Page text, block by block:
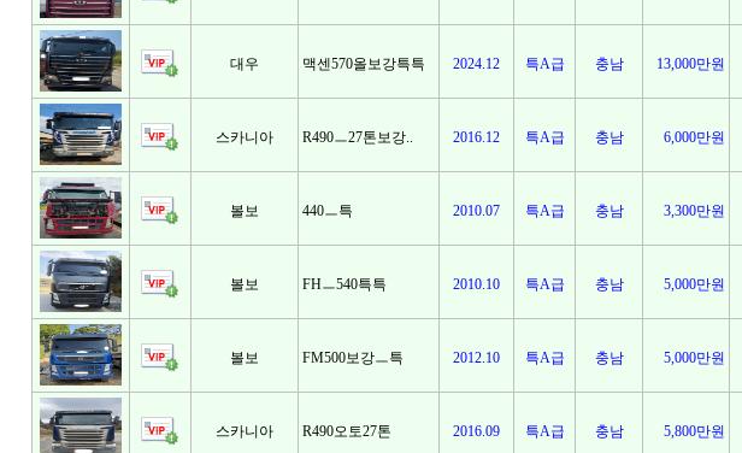
대우 맥센570올보강특특 2024.12 특A급 충남 13,000만원
스카니아 R490ㅡ27톤보강.. 2016.12 특A급 충남 6,000만원
볼보 440ㅡ특 2010.07 특A급 충남 3,300만원
볼보 FHㅡ540특특 2010.10 특A급 충남 5,000만원
볼보 FM500보강ㅡ특 2012.10 특A급 충남 5,000만원
스카니아 R490오토27톤 2016.09 특A급 충남 5,800만원